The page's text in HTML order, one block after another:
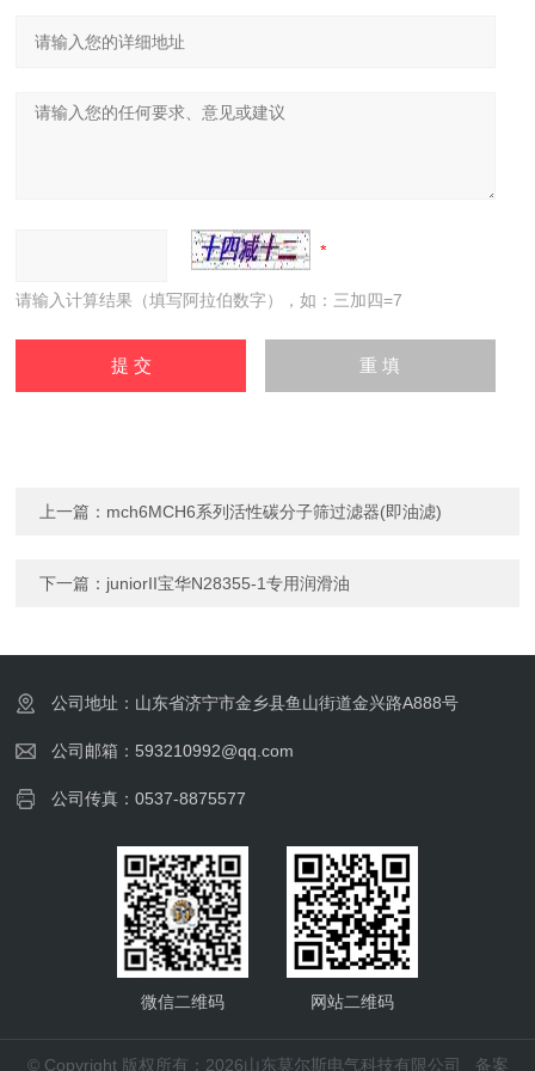
请输入计算结果（填写阿拉伯数字），如：三加四=7
上一篇： mch6MCH6系列活性碳分子筛过滤器(即油滤)
下一篇： juniorII宝华N28355-1专用润滑油
公司地址：山东省济宁市金乡县鱼山街道金兴路A888号
公司邮箱：593210992@qq.com
公司传真：0537-8875577
微信二维码 网站二维码
© Copyright 版权所有：2026山东莫尔斯电气科技有限公司 备案